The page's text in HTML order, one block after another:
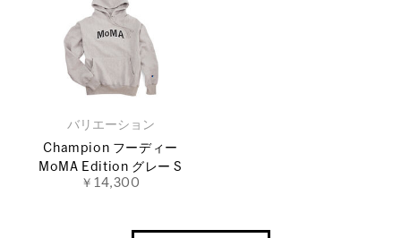
バリエーション
Champion フーディー
MoMA Edition グレー S
￥14,300